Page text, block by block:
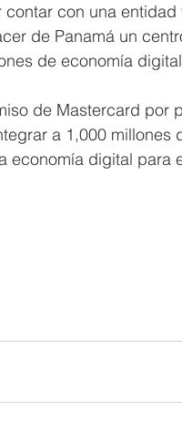
con una
de Panamá un
de economía
de Mastercard por
a 1,000 millones
economía digital para